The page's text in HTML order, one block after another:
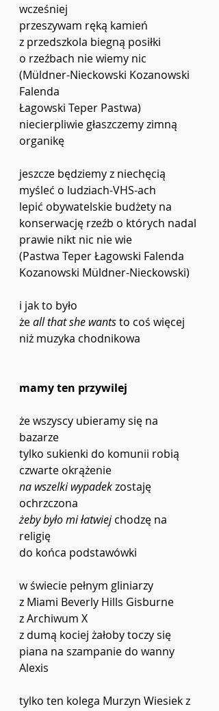
wcześniej
przeszywam ręką kamień
z przedszkola biegną posiłki
o rzeźbach nie wiemy nic
(Müldner-Nieckowski Kozanowski
Falenda
Łagowski Teper Pastwa)
niecierpliwie głaszczemy zimną
organikę
jeszcze będziemy z niechęcią
myśleć o ludziach-VHS-ach
lepić obywatelskie budżety na
konserwację rzeźb o których nadal
prawie nikt nic nie wie
(Pastwa Teper Łagowski Falenda
Kozanowski Müldner-Nieckowski)
i jak to było
że all that she wants to coś więcej
niż muzyka chodnikowa
mamy ten przywilej
że wszyscy ubieramy się na
bazarze
tylko sukienki do komunii robią
czwarte okrążenie
na wszelki wypadek zostaję
ochrzczona
żeby było mi łatwiej chodzę na
religię
do końca podstawówki
w świecie pełnym gliniarzy
z Miami Beverly Hills Gisburne
z Archiwum X
z dumą kociej żałoby toczy się
piana na szampanie do wanny
Alexis
tylko ten kolega Murzyn Wiesiek z